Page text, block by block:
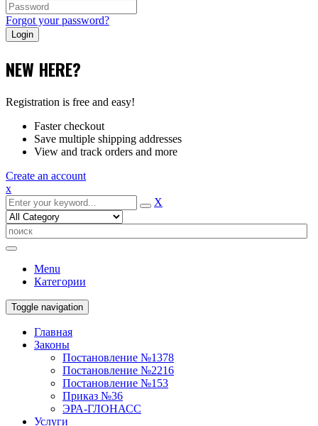
Forgot your password?
NEW HERE?
Registration is free and easy!
Faster checkout
Save multiple shipping addresses
View and track orders and more
Create an account
x
X
Menu
Категории
Toggle navigation
Главная
Законы
Постановление №1378
Постановление №2216
Постановление №153
Приказ №36
ЭРА-ГЛОНАСС
Услуги